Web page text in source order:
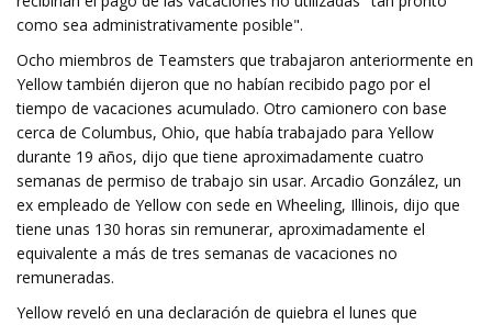
como sea administrativamente posible".
Ocho miembros de Teamsters que trabajaron anteriormente en
Yellow también dijeron que no habían recibido pago por el
tiempo de vacaciones acumulado. Otro camionero con base
cerca de Columbus, Ohio, que había trabajado para Yellow
durante 19 años, dijo que tiene aproximadamente cuatro
semanas de permiso de trabajo sin usar. Arcadio González, un
ex empleado de Yellow con sede en Wheeling, Illinois, dijo que
tiene unas 130 horas sin remunerar, aproximadamente el
equivalente a más de tres semanas de vacaciones no
remuneradas.
Yellow reveló en una declaración de quiebra el lunes que